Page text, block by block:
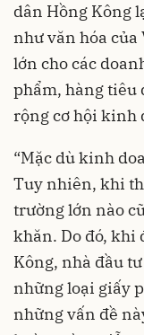
dân Hồng Kông
như văn hóa của
lớn cho các
phẩm, hàng tiêu
rộng cơ hội kinh
“Mặc dù kinh
Tuy nhiên, khi
trường lớn nào
khăn. Do đó, khi
Kông, nhà đầu
những loại giấy
những vấn đề